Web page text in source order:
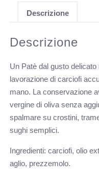
Descrizione
Descrizione
Un Patè dal gusto
lavorazione di carciofi
mano. La conservazione
vergine di oliva senza
spalmare su crostini,
sughi semplici.
Ingredienti: carciofi, olio
aglio, prezzemolo.